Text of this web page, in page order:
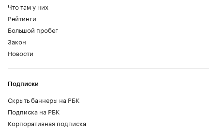
Что там у них
Рейтинги
Большой пробег
Закон
Новости
Подписки
Скрыть баннеры на РБК
Подписка на РБК
Корпоративная подписка